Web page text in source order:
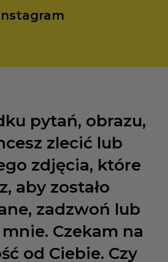
pytań, obrazu,
zlecić lub
zdjęcia, które
aby zostało
zadzwoń lub
Czekam na
od Ciebie. Czy